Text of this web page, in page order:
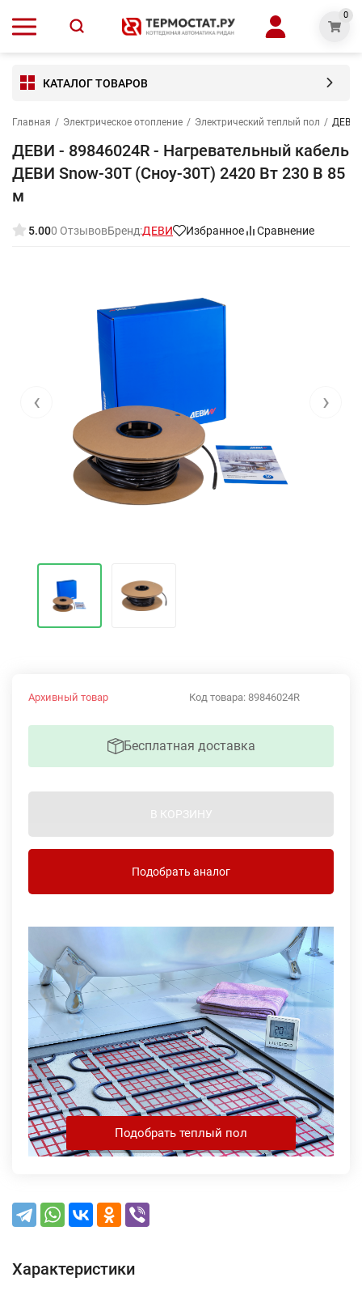
0
КАТАЛОГ ТОВАРОВ
Главная / Электрическое отопление / Электрический теплый пол / ДЕВИ
ДЕВИ - 89846024R - Нагревательный кабель
ДЕВИ Snow-30T (Сноу-30Т) 2420 Вт 230 В 85
м
5.000 ОтзывовБренд:ДЕВИ Избранное Сравнение
‹ ›
Код товара: 89846024R
Архивный товар
Бесплатная доставка
В КОРЗИНУ
Подобрать аналог
Подобрать теплый пол
Характеристики